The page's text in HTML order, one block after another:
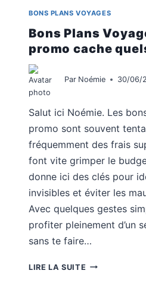
BONS PLANS VOYAGES
Bons Plans
promo cache
Par Noémie 30/06/
Salut ici Noémie. Les
promo sont souvent
fréquemment des frais
font vite grimper le
donne ici des clés pour
invisibles et éviter les
Avec quelques gestes
profiter pleinement d’un
sans te faire…
LIRE LA SUITE BONS